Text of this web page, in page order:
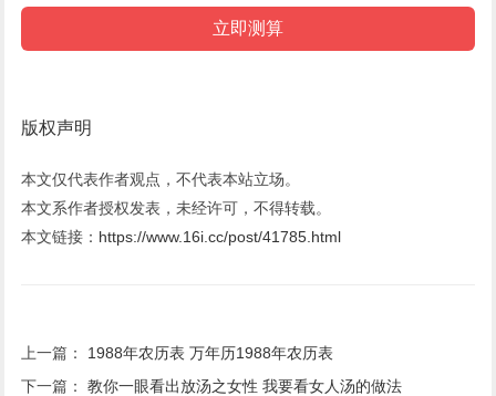
版权声明
本文仅代表作者观点，不代表本站立场。
本文系作者授权发表，未经许可，不得转载。
本文链接： https://www.16i.cc/post/41785.html
上一篇： 1988年农历表 万年历1988年农历表
下一篇：教你一眼看出放汤之女性 我要看女人汤的做法